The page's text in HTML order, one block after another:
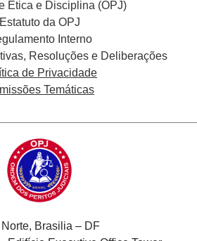
Ética e Disciplina (OPJ)
Estatuto da OPJ
Interno
Resoluções e Deliberações
de Privacidade
Temáticas
Brasilia – DF